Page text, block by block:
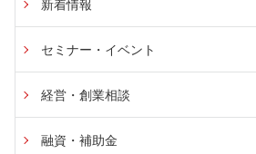
新着情報
セミナー・イベント
経営・創業相談
融資・補助金